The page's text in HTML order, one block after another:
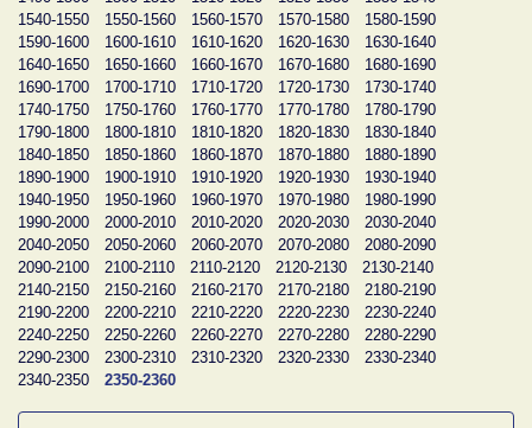
1540-1550
1550-1560 1560-1570 1570-1580
1580-1590
1590-1600
1600-1610 1610-1620 1620-1630
1630-1640
1640-1650
1650-1660 1660-1670 1670-1680
1680-1690
1690-1700
1700-1710 1710-1720 1720-1730
1730-1740
1740-1750
1750-1760 1760-1770 1770-1780
1780-1790
1790-1800
1800-1810 1810-1820 1820-1830
1830-1840
1840-1850
1850-1860 1860-1870 1870-1880
1880-1890
1890-1900
1900-1910 1910-1920 1920-1930
1930-1940
1940-1950
1950-1960 1960-1970 1970-1980
1980-1990
1990-2000
2000-2010 2010-2020 2020-2030
2030-2040
2040-2050
2050-2060 2060-2070 2070-2080
2080-2090
2090-2100
2100-2110 2110-2120 2120-2130
2130-2140
2140-2150
2150-2160 2160-2170 2170-2180
2180-2190
2190-2200
2200-2210 2210-2220 2220-2230
2230-2240
2240-2250
2250-2260 2260-2270 2270-2280
2280-2290
2290-2300
2300-2310 2310-2320 2320-2330
2330-2340
2340-2350
2350-2360